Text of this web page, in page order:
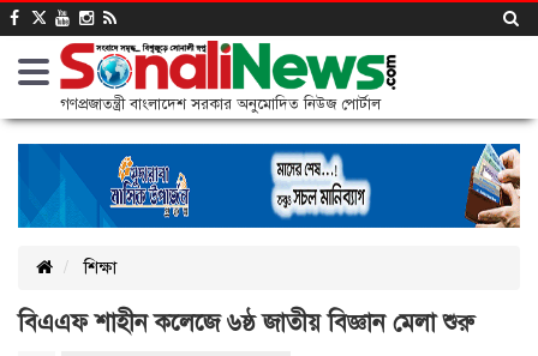
গণপ্রজাতন্ত্রী বাংলাদেশ সরকার অনুমোদিত নিউজ পোর্টাল
শিক্ষা
বিএএফ শাহীন কলেজে ৬ষ্ঠ জাতীয় বিজ্ঞান মেলা শুরু